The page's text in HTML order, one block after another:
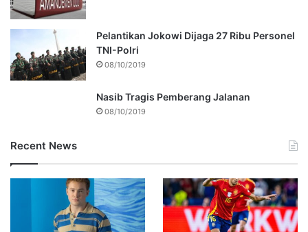
Pelantikan Jokowi Dijaga 27 Ribu Personel
TNI-Polri
08/10/2019
Nasib Tragis Pemberang Jalanan
08/10/2019
Recent News